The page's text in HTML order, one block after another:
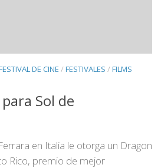
DE CINE /FESTIVALES /FILMS
Sol de
en Italia le otorga un Dragon
Rico, premio de mejor